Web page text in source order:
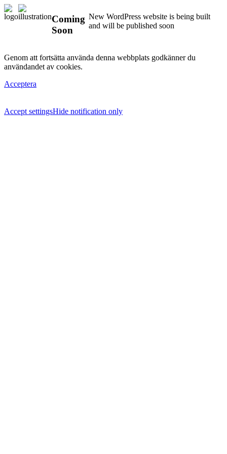
Coming
Soon
New WordPress website is being built
and will be published soon
Genom att fortsätta använda denna webbplats godkänner du
användandet av cookies.
Acceptera
Accept settingsHide notification only